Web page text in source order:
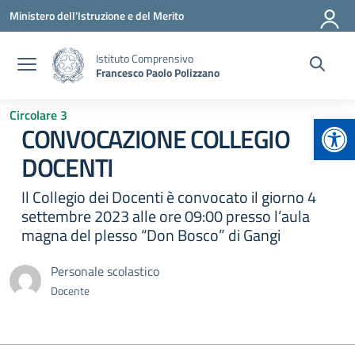
Vai ai contenuti
Vai al menu di navigazione
Vai al footer
Ministero dell'Istruzione e del Merito
Istituto Comprensivo
Francesco Paolo Polizzano
Circolare 3
CONVOCAZIONE COLLEGIO
DOCENTI
Il Collegio dei Docenti è convocato il giorno 4
settembre 2023 alle ore 09:00 presso l’aula
magna del plesso “Don Bosco” di Gangi
Personale scolastico
Docente